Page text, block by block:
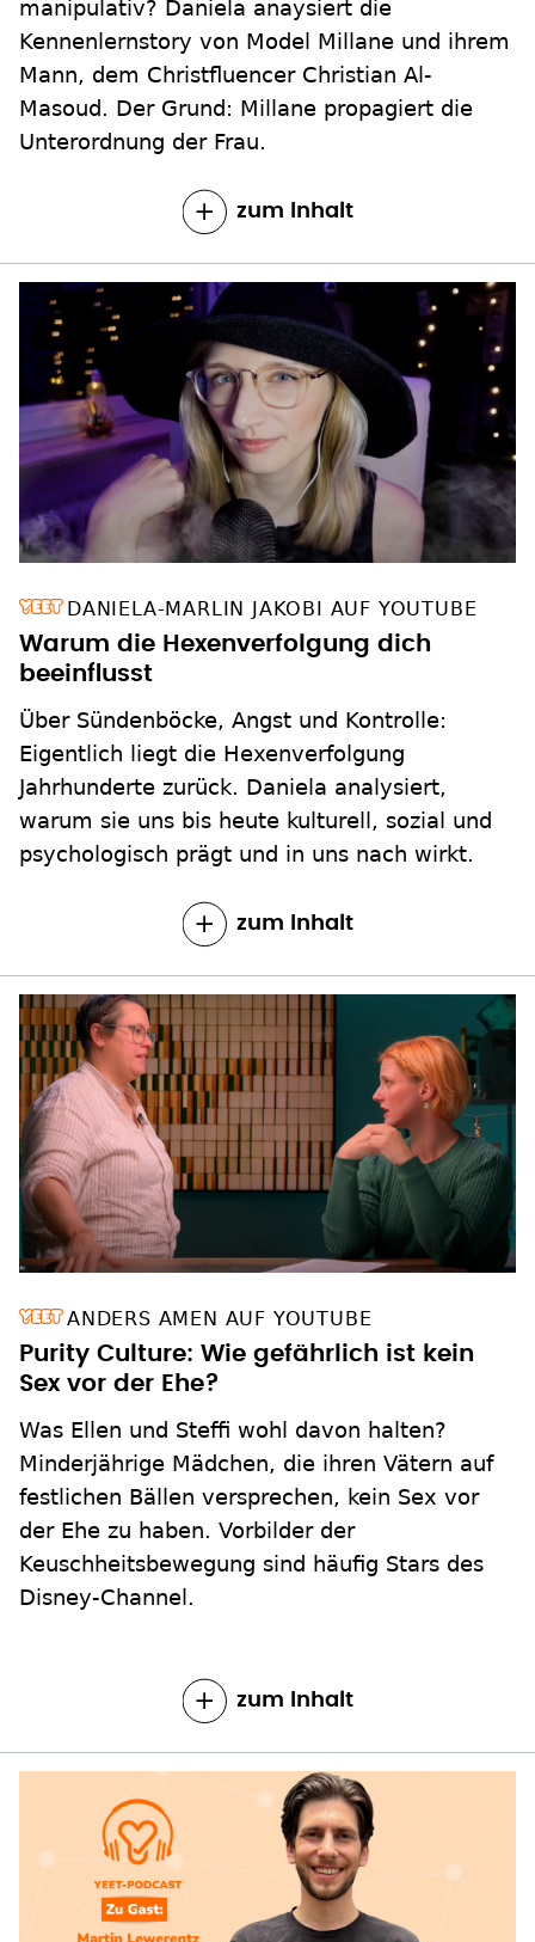
manipulativ? Daniela anaysiert die
Kennenlernstory von Model Millane und ihrem
Mann, dem Christfluencer Christian Al-
Masoud. Der Grund: Millane propagiert die
Unterordnung der Frau.
zum Inhalt
DANIELA-MARLIN JAKOBI AUF YOUTUBE
Warum die Hexenverfolgung dich
beeinflusst
Über Sündenböcke, Angst und Kontrolle:
Eigentlich liegt die Hexenverfolgung
Jahrhunderte zurück. Daniela analysiert,
warum sie uns bis heute kulturell, sozial und
psychologisch prägt und in uns nach wirkt.
zum Inhalt
ANDERS AMEN AUF YOUTUBE
Purity Culture: Wie gefährlich ist kein
Sex vor der Ehe?
Was Ellen und Steffi wohl davon halten?
Minderjährige Mädchen, die ihren Vätern auf
festlichen Bällen versprechen, kein Sex vor
der Ehe zu haben. Vorbilder der
Keuschheitsbewegung sind häufig Stars des
Disney-Channel.
zum Inhalt